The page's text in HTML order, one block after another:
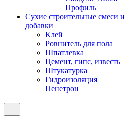
Профиль
Сухие строительные смеси и
добавки
Клей
Ровнитель для пола
Шпатлевка
Цемент, гипс, известь
Штукатурка
Гидроизоляция
Пенетрон